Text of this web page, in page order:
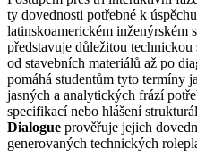
ty dovednosti potřebné k
latinskoamerickém inženýrském
představuje důležitou
od stavebních materiálů až po
pomáhá studentům tyto termíny
jasných a analytických frází
specifikací nebo hlášení
Dialogue prověřuje jejich
generovaných technických